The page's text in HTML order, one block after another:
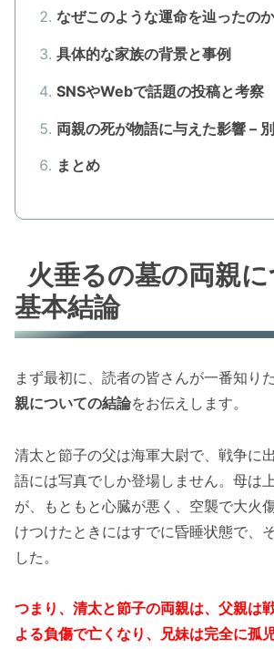
なぜこのような運命を辿ったの
具体的な家族の背景と事例
SNSやWebで話題の投稿と考察
両親の死が物語に与えた影響 –
まとめ
火垂るの墓の両親
基本結論
まず最初に、読者の皆さんが一番知り
親についての結論をお伝えします。
清太と節子の父は海軍大尉で、戦争に
語には写真でしか登場しません。母は
が、もともと心臓が悪く、空襲で大火
けつけたときにはすでに昏睡状態で、
した。
つまり、清太と節子の両親は、父親は
よる負傷で亡くなり、兄妹は完全に孤